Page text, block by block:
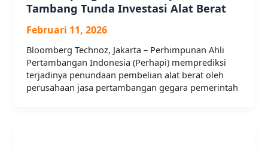
Tambang Tunda Investasi Alat Berat
Februari 11, 2026
Bloomberg Technoz, Jakarta – Perhimpunan Ahli
Pertambangan Indonesia (Perhapi) memprediksi
terjadinya penundaan pembelian alat berat oleh
perusahaan jasa pertambangan gegara pemerintah